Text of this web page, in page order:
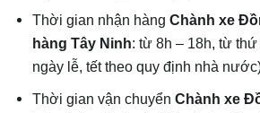
Thời gian nhận hàngChành xe
hàngTây Ninh: từ 8h – 18h, từ
ngày lễ, tết theo quy định nhà
Thời gian vận chuyểnChành xe